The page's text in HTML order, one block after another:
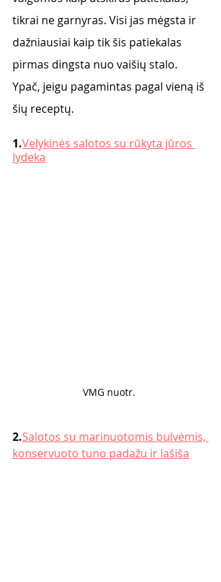
tikrai ne garnyras. Visi jas mėgsta ir
dažniausiai kaip tik šis patiekalas
pirmas dingsta nuo vaišių stalo.
Ypač, jeigu pagamintas pagal vieną iš
šių receptų.
1.Velykinės salotos su rūkyta jūros
lydeka
VMG nuotr.
2.Salotos su marinuotomis bulvėmis,
konservuoto tuno padažu ir lašiša